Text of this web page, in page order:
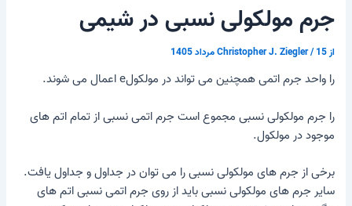
جرم مولکولی نسبی در شیمی
از Christopher J. Ziegler/15 مرداد 1405
راواحد جرم اتمیهمچنین می تواند در مولکولe اعمال می شوند.
راجرم مولکولی نسبی مجموع استجرم اتمی نسبیاز تمام اتم های
موجود در مولکول.
برخی از جرم های مولکولی نسبی را می توان در جداول و جداول یافت.
سایر جرم های مولکولی نسبی باید از روی جرم اتمی نسبی اتم های